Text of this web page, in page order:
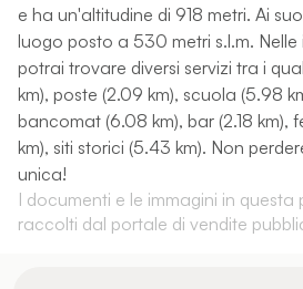
e ha un'altitudine di 918 metri. Ai
luogo posto a 530 metri s.l.m.
potrai trovare diversi servizi tra i
km), poste (2.09 km), scuola (5.98
bancomat (6.08 km), bar (2.18 km),
km), siti storici (5.43 km). Non
unica!
I documenti e le immagini in
raccolti dal portale di vendite